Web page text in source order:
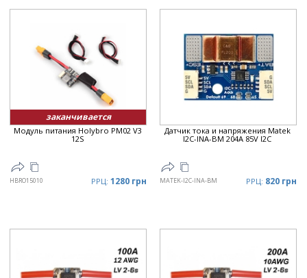
Войти в B2B
Стать партнером
Дата
Цена ▲
▼
заканчивается
Модуль питания Holybro PM02 V3
12S
HBRO15010 РРЦ: 1280 грн
Датчик тока и напряжения Matek
I2C-INA-BM 204A 85V I2C
MATEK-I2C-INA-BM РРЦ: 820 грн